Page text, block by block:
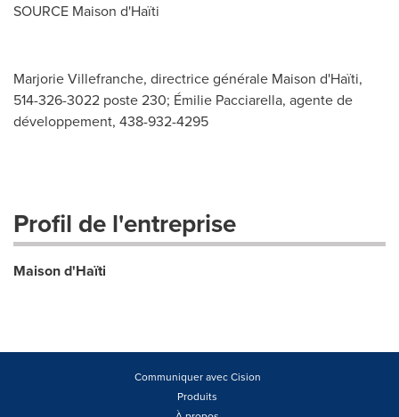
SOURCE Maison d'Haïti
Marjorie Villefranche, directrice générale Maison d'Haïti,
514-326-3022 poste 230; Émilie Pacciarella, agente de
développement, 438-932-4295
Profil de l'entreprise
Maison d'Haïti
Communiquer avec Cision
Produits